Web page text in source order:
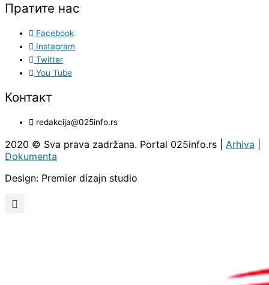
Пратите нас
Facebook
Instagram
Twitter
You Tube
Контакт
redakcija@025info.rs
2020 © Sva prava zadržana. Portal 025info.rs | Arhiva
Dokumenta
Design: Premier dizajn studio